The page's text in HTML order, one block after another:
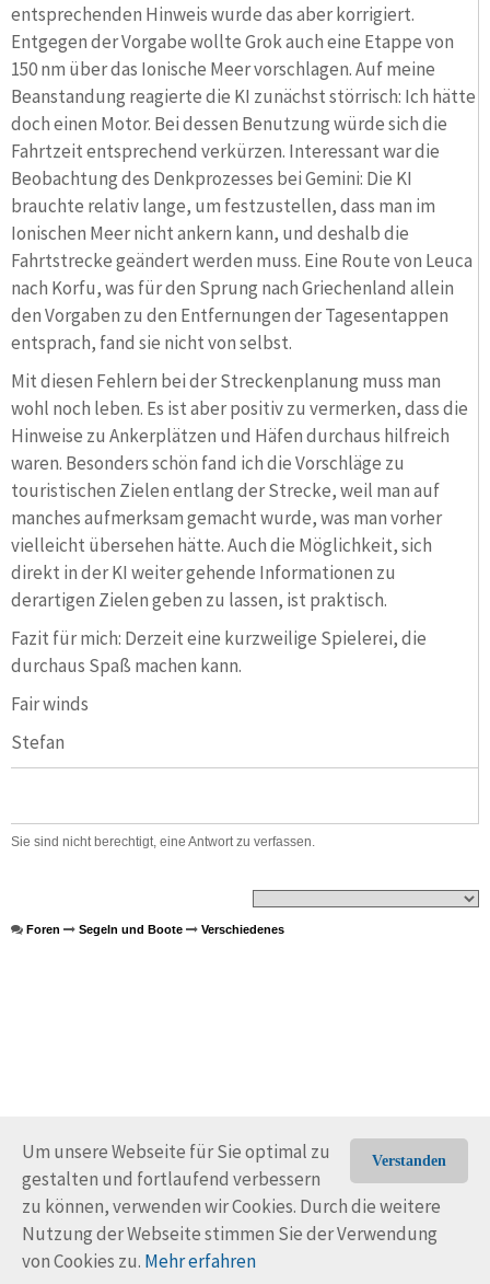
Verstanden
Um unsere Webseite für Sie optimal zu
gestalten und fortlaufend verbessern
zu können, verwenden wir Cookies. Durch die weitere
Nutzung der Webseite stimmen Sie der Verwendung
von Cookies zu. Mehr erfahren
entsprechenden Hinweis wurde das aber korrigiert.
Entgegen der Vorgabe wollte Grok auch eine Etappe von
150 nm über das Ionische Meer vorschlagen. Auf meine
Beanstandung reagierte die KI zunächst störrisch: Ich hätte
doch einen Motor. Bei dessen Benutzung würde sich die
Fahrtzeit entsprechend verkürzen. Interessant war die
Beobachtung des Denkprozesses bei Gemini: Die KI
brauchte relativ lange, um festzustellen, dass man im
Ionischen Meer nicht ankern kann, und deshalb die
Fahrtstrecke geändert werden muss. Eine Route von Leuca
nach Korfu, was für den Sprung nach Griechenland allein
den Vorgaben zu den Entfernungen der Tagesentappen
entsprach, fand sie nicht von selbst.
Mit diesen Fehlern bei der Streckenplanung muss man
wohl noch leben. Es ist aber positiv zu vermerken, dass die
Hinweise zu Ankerplätzen und Häfen durchaus hilfreich
waren. Besonders schön fand ich die Vorschläge zu
touristischen Zielen entlang der Strecke, weil man auf
manches aufmerksam gemacht wurde, was man vorher
vielleicht übersehen hätte. Auch die Möglichkeit, sich
direkt in der KI weiter gehende Informationen zu
derartigen Zielen geben zu lassen, ist praktisch.
Fazit für mich: Derzeit eine kurzweilige Spielerei, die
durchaus Spaß machen kann.
Fair winds
Stefan
Sie sind nicht berechtigt, eine Antwort zu verfassen.
Foren Segeln und Boote Verschiedenes
© Trans-Ocean e.V. 2010-2026 Impressum
Nutzungsbedingungen
Rechtliche Hinweise